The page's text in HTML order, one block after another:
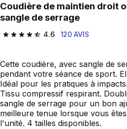
Coudière de maintien droit ou gauche avec
sangle de serrage
4.6
4.6 out of 5 stars from 120
120 AVIS
Cette coudière, avec sangle de
pendant votre séance de sport.
Idéal pour les pratiques à impacts.
Tissu compressif respirant.
sangle de serrage pour un bon
meilleure tenue lorsque vous
l'unité. 4 tailles disponibles.